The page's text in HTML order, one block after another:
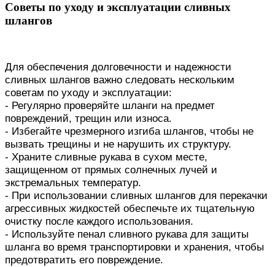
Советы по уходу и эксплуатации сливных
шлангов
Для обеспечения долговечности и надежности
сливных шлангов важно следовать нескольким
советам по уходу и эксплуатации:
- Регулярно проверяйте шланги на предмет
повреждений, трещин или износа.
- Избегайте чрезмерного изгиба шлангов, чтобы не
вызвать трещины и не нарушить их структуру.
- Храните сливные рукава в сухом месте,
защищенном от прямых солнечных лучей и
экстремальных температур.
- При использовании сливных шлангов для перекачки
агрессивных жидкостей обеспечьте их тщательную
очистку после каждого использования.
- Используйте пенал сливного рукава для защиты
шланга во время транспортировки и хранения, чтобы
предотвратить его повреждение.